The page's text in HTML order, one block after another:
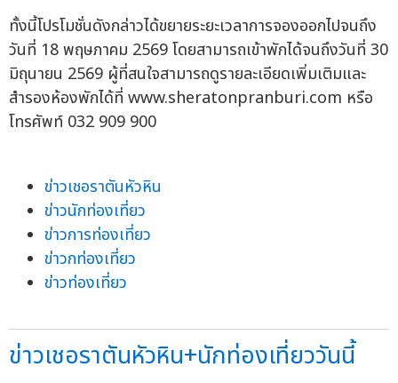
ทั้งนี้โปรโมชั่นดังกล่าวได้ขยายระยะเวลาการจองออกไปจนถึง
วันที่ 18 พฤษภาคม 2569 โดยสามารถเข้าพักได้จนถึงวันที่ 30
มิถุนายน 2569 ผู้ที่สนใจสามารถดูรายละเอียดเพิ่มเติมและ
สำรองห้องพักได้ที่ www.sheratonpranburi.com หรือ
โทรศัพท์ 032 909 900
ข่าวเชอราตันหัวหิน
ข่าวนักท่องเที่ยว
ข่าวการท่องเที่ยว
ข่าวกท่องเที่ยว
ข่าวท่องเที่ยว
ข่าวเชอราตันหัวหิน+นักท่องเที่ยววันนี้